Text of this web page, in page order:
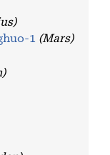
1 (Mars)